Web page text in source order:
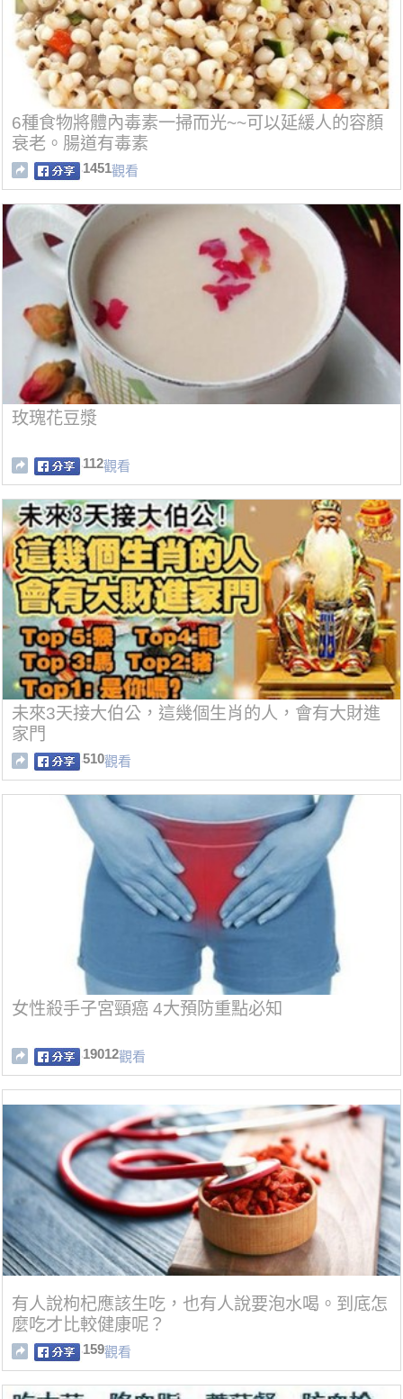
6種食物將體內毒素一掃而光~~可以延緩人的容顏
衰老。腸道有毒素
1451觀看
玫瑰花豆漿
112觀看
未來3天接大伯公，這幾個生肖的人，會有大財進
家門
510觀看
女性殺手子宮頸癌 4大預防重點必知
19012觀看
有人說枸杞應該生吃，也有人說要泡水喝。到底怎
麼吃才比較健康呢？
159觀看